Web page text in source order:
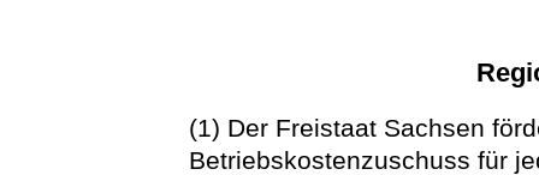
(1) Der Freistaat Sachsen
Betriebskostenzuschuss für